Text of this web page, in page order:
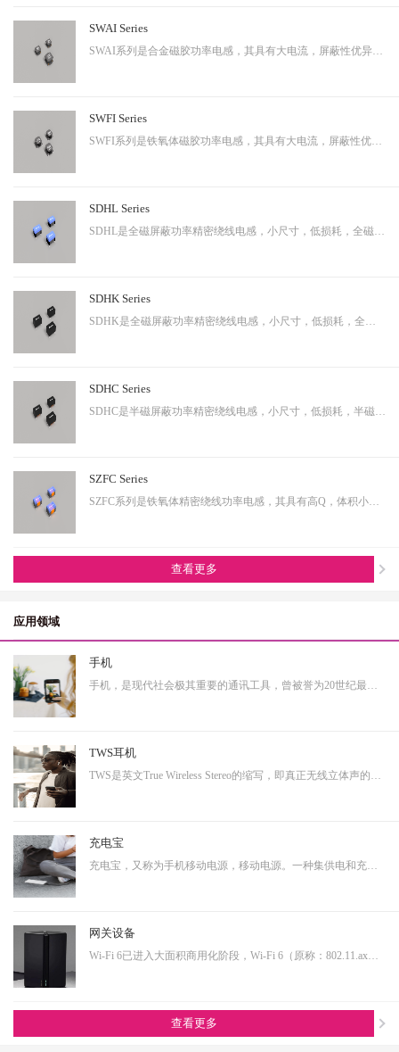
SWAI Series
SWAI系列是合金磁胶功率电感，其具有大电流，屏蔽性优异等特性，应用广泛。
SWFI Series
SWFI系列是铁氧体磁胶功率电感，其具有大电流，屏蔽性优异，性价比高等特性，应用广泛。
SDHL Series
SDHL是全磁屏蔽功率精密绕线电感，小尺寸，低损耗，全磁屏蔽等特点，适用于小型化终端产品。
SDHK Series
SDHK是全磁屏蔽功率精密绕线电感，小尺寸，低损耗，全磁屏蔽等特点，适用于小型化终端产品。
SDHC Series
SDHC是半磁屏蔽功率精密绕线电感，小尺寸，低损耗，半磁屏蔽等特点，适用于小型化终端产品。
SZFC Series
SZFC系列是铁氧体精密绕线功率电感，其具有高Q，体积小，电流大等特性。适用于小型化产品。
查看更多
应用领域
手机
手机，是现代社会极其重要的通讯工具，曾被誉为20世纪最伟大的发明之一。从早期的大哥大，到功能手机，到现在的智能手机，通讯制式不断升级，功能也越来越多样化。而正是因为其具有相当多样化的功能，使得其具有相当大的延展性，即可以演变成诸多其他产品形态的终端产品。…
TWS耳机
TWS是英文True Wireless Stereo的缩写，即真正无线立体声的意思，TWS技术同样也是基于蓝牙芯片技术的发展。按其工作原理来说是指手机通过连接主耳机，再由主耳机通过无线方式快速连接副耳机，实现真正的蓝牙左右声道无线分离使用。不连接从音箱时，主音箱回到单声道音质。…
充电宝
充电宝，又称为手机移动电源，移动电源。一种集供电和充电功能于一体的便携式充电器，可以给手机等数码设备随时随地充电或待机供电。随着移动产品的大量普及，以及移动设备的功能多样化，其用电需求也是越来越大，随身携带一个充电宝变为了常态，同时共享充电宝这个行业也…
网关设备
Wi-Fi 6已进入大面积商用化阶段，Wi-Fi 6（原称：802.11.ax）即第六代无线网络技术，提升更高的带宽，降低延时，连接用户数量提升明显。从IoT大布局的角度看，Wi-Fi 6在其中扮演着尤为重要的角色，也是高端技术的产物，内部有非常多的电源转换单元，亦需要搭配大电流功率…
查看更多